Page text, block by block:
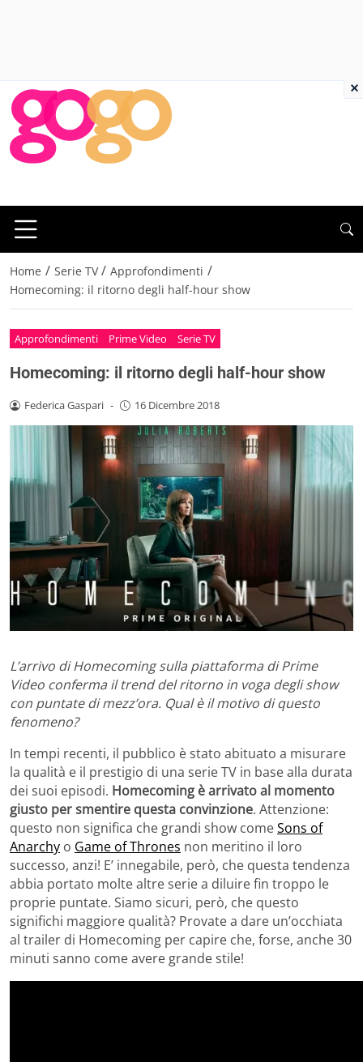
Home / Serie TV / Approfondimenti /
Homecoming: il ritorno degli half-hour show
Approfondimenti Prime Video Serie TV
Homecoming: il ritorno degli half-hour show
Federica Gaspari - 16 Dicembre 2018
L’arrivo di Homecoming sulla piattaforma di Prime
Video conferma il trend del ritorno in voga degli show
con puntate di mezz’ora. Qual è il motivo di questo
fenomeno?
In tempi recenti, il pubblico è stato abituato a misurare
la qualità e il prestigio di una serie TV in base alla durata
dei suoi episodi. Homecoming è arrivato al momento
giusto per smentire questa convinzione. Attenzione:
questo non significa che grandi show comeSons of
Anarchy o Game of Thrones non meritino il loro
successo, anzi! E’ innegabile, però, che questa tendenza
abbia portato molte altre serie a diluire fin troppo le
proprie puntate. Siamo sicuri, però, che questo
significhi maggiore qualità? Provate a dare un’occhiata
al trailer di Homecoming per capire che, forse, anche 30
minuti sanno come avere grande stile!
×